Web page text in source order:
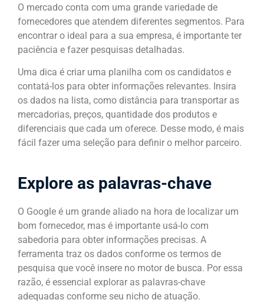
O mercado conta com uma grande variedade de
fornecedores que atendem diferentes segmentos. Para
encontrar o ideal para a sua empresa, é importante ter
paciência e fazer pesquisas detalhadas.
Uma dica é criar uma planilha com os candidatos e
contatá-los para obter informações relevantes. Insira
os dados na lista, como distância para transportar as
mercadorias, preços, quantidade dos produtos e
diferenciais que cada um oferece. Desse modo, é mais
fácil fazer uma seleção para definir o melhor parceiro.
Explore as palavras-chave
O Google é um grande aliado na hora de localizar um
bom fornecedor, mas é importante usá-lo com
sabedoria para obter informações precisas. A
ferramenta traz os dados conforme os termos de
pesquisa que você insere no motor de busca. Por essa
razão, é essencial explorar as palavras-chave
adequadas conforme seu nicho de atuação.